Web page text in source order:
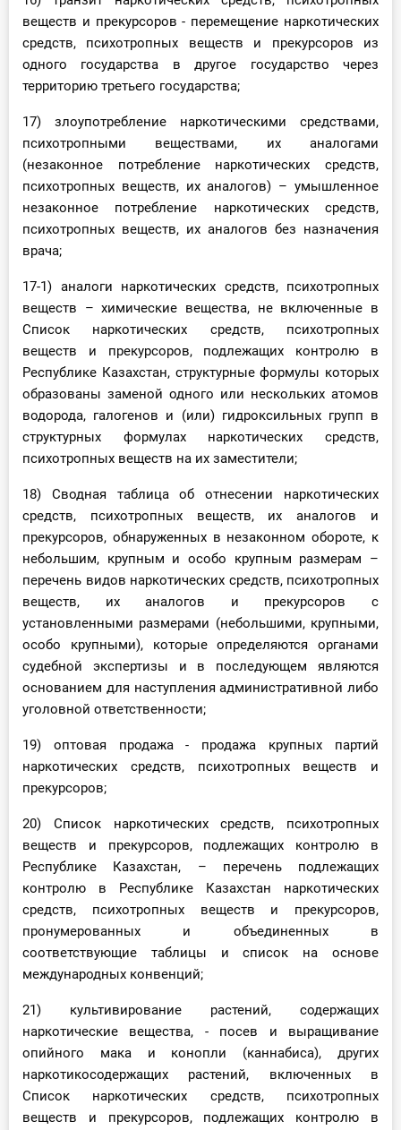
веществ и прекурсоров - перемещение наркотических
средств, психотропных веществ и прекурсоров из
одного государства в другое государство через
территорию третьего государства;
17) злоупотребление наркотическими средствами,
психотропными веществами, их аналогами
(незаконное потребление наркотических средств,
психотропных веществ, их аналогов) – умышленное
незаконное потребление наркотических средств,
психотропных веществ, их аналогов без назначения
врача;
17-1) аналоги наркотических средств, психотропных
веществ – химические вещества, не включенные в
Список наркотических средств, психотропных
веществ и прекурсоров, подлежащих контролю в
Республике Казахстан, структурные формулы которых
образованы заменой одного или нескольких атомов
водорода, галогенов и (или) гидроксильных групп в
структурных формулах наркотических средств,
психотропных веществ на их заместители;
18) Сводная таблица об отнесении наркотических
средств, психотропных веществ, их аналогов и
прекурсоров, обнаруженных в незаконном обороте, к
небольшим, крупным и особо крупным размерам –
перечень видов наркотических средств, психотропных
веществ, их аналогов и прекурсоров с
установленными размерами (небольшими, крупными,
особо крупными), которые определяются органами
судебной экспертизы и в последующем являются
основанием для наступления административной либо
уголовной ответственности;
19) оптовая продажа - продажа крупных партий
наркотических средств, психотропных веществ и
прекурсоров;
20) Список наркотических средств, психотропных
веществ и прекурсоров, подлежащих контролю в
Республике Казахстан, – перечень подлежащих
контролю в Республике Казахстан наркотических
средств, психотропных веществ и прекурсоров,
пронумерованных и объединенных в
соответствующие таблицы и список на основе
международных конвенций;
21) культивирование растений, содержащих
наркотические вещества, - посев и выращивание
опийного мака и конопли (каннабиса), других
наркотикосодержащих растений, включенных в
Список наркотических средств, психотропных
веществ и прекурсоров, подлежащих контролю в